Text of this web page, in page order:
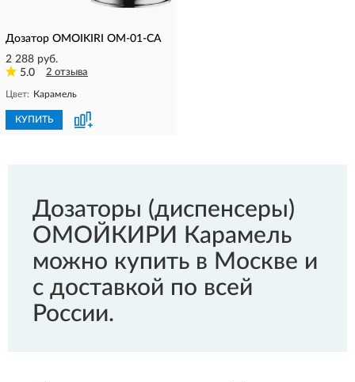
Дозатор OMOIKIRI OM-01-CA
2 288 руб.
5.0
2 отзыва
Цвет: Карамель
КУПИТЬ
Дозаторы (диспенсеры)
ОМОЙКИРИ Карамель
можно купить в Москве и
с доставкой по всей
России.